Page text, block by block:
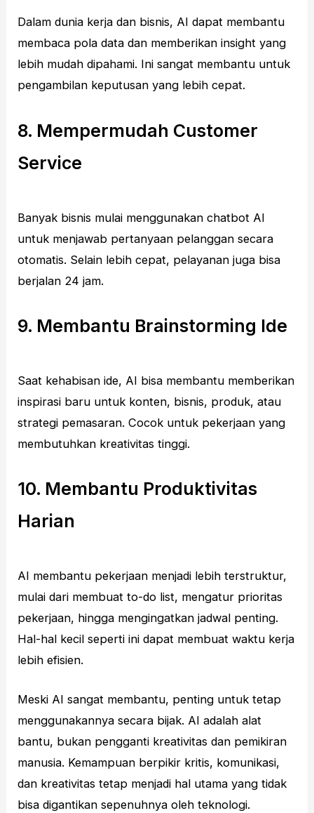
Dalam dunia kerja dan bisnis, AI dapat membantu
membaca pola data dan memberikan insight yang
lebih mudah dipahami. Ini sangat membantu untuk
pengambilan keputusan yang lebih cepat.
8. Mempermudah Customer
Service
Banyak bisnis mulai menggunakan chatbot AI
untuk menjawab pertanyaan pelanggan secara
otomatis. Selain lebih cepat, pelayanan juga bisa
berjalan 24 jam.
9. Membantu Brainstorming Ide
Saat kehabisan ide, AI bisa membantu memberikan
inspirasi baru untuk konten, bisnis, produk, atau
strategi pemasaran. Cocok untuk pekerjaan yang
membutuhkan kreativitas tinggi.
10. Membantu Produktivitas
Harian
AI membantu pekerjaan menjadi lebih terstruktur,
mulai dari membuat to-do list, mengatur prioritas
pekerjaan, hingga mengingatkan jadwal penting.
Hal-hal kecil seperti ini dapat membuat waktu kerja
lebih efisien.
Meski AI sangat membantu, penting untuk tetap
menggunakannya secara bijak. AI adalah alat
bantu, bukan pengganti kreativitas dan pemikiran
manusia. Kemampuan berpikir kritis, komunikasi,
dan kreativitas tetap menjadi hal utama yang tidak
bisa digantikan sepenuhnya oleh teknologi.